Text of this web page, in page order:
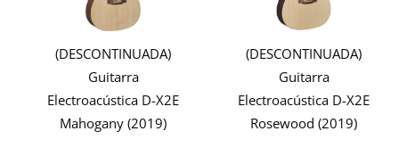
(DESCONTINUADA)
Guitarra
Electroacústica D-X2E
Mahogany (2019)
(DESCONTINUADA)
Guitarra
Electroacústica D-X2E
Rosewood (2019)